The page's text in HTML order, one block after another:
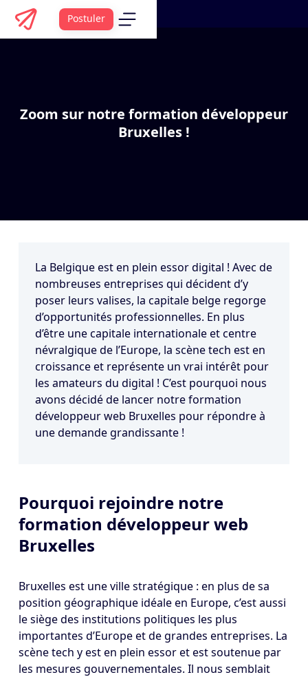
Postuler
Zoom sur notre formation développeur
Bruxelles !
La Belgique est en plein essor digital ! Avec de
nombreuses entreprises qui décident d’y
poser leurs valises, la capitale belge regorge
d’opportunités professionnelles. En plus
d’être une capitale internationale et centre
névralgique de l’Europe, la scène tech est en
croissance et représente un vrai intérêt pour
les amateurs du digital ! C’est pourquoi nous
avons décidé de lancer notreformation
développeur web Bruxelles pour répondre à
une demande grandissante !
Pourquoi rejoindre notre
formation développeur web
Bruxelles
Bruxelles est une ville stratégique : en plus de sa
position géographique idéale en Europe, c’est aussi
le siège des institutions politiques les plus
importantes d’Europe et de grandes entreprises. La
scène tech y est en plein essor et est soutenue par
les mesures gouvernementales. Il nous semblait